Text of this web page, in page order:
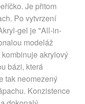
Je přitom
Po vytvrzení
gel je "All-in-
modeláž
akrylový
bázi, která
tak neomezený
Konzistence